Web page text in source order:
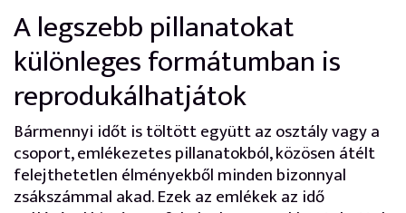
A legszebb pillanatokat
különleges formátumban is
reprodukálhatjátok
Bármennyi időt is töltött együtt az osztály vagy a
csoport, emlékezetes pillanatokból, közösen átélt
felejthetetlen élményekből minden bizonnyal
zsákszámmal akad. Ezek az emlékek az idő